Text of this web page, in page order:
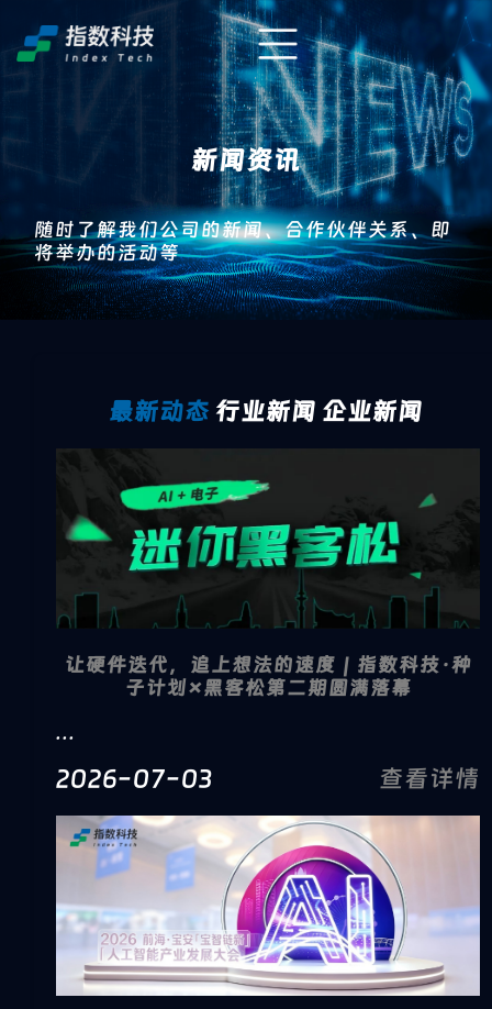
新闻资讯
随时了解我们公司的新闻、合作伙伴关系、即
将举办的活动等
最新动态 行业新闻 企业新闻
让硬件迭代，追上想法的速度｜指数科技·种
子计划×黑客松第二期圆满落幕
...
2026-07-03 查看详情